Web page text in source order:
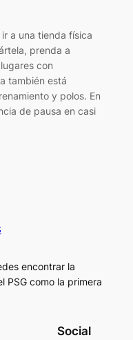
a una tienda física
prenda a
con
también está
y polos. En
de pausa en casi
encontrar la
PSG como la primera
Social